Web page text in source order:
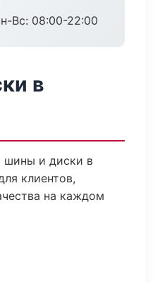
Вс: 08:00-22:00
в
шины и диски в
клиентов,
на каждом